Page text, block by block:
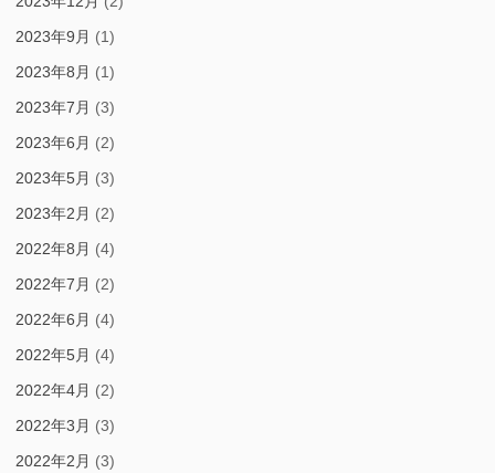
2023年9月 (1)
2023年8月 (1)
2023年7月 (3)
2023年6月 (2)
2023年5月 (3)
2023年2月 (2)
2022年8月 (4)
2022年7月 (2)
2022年6月 (4)
2022年5月 (4)
2022年4月 (2)
2022年3月 (3)
2022年2月 (3)